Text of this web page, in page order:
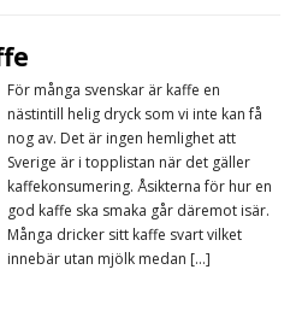
För många svenskar är kaffe en
nästintill helig dryck som vi inte kan få
nog av. Det är ingen hemlighet att
Sverige är i topplistan när det gäller
kaffekonsumering. Åsikterna för hur en
god kaffe ska smaka går däremot isär.
Många dricker sitt kaffe svart vilket
innebär utan mjölk medan […]